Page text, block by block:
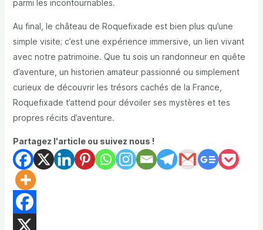
parmi les incontournables.
Au final, le château de Roquefixade est bien plus qu’une
simple visite; c’est une expérience immersive, un lien vivant
avec notre patrimoine. Que tu sois un randonneur en quête
d’aventure, un historien amateur passionné ou simplement
curieux de découvrir les trésors cachés de la France,
Roquefixade t’attend pour dévoiler ses mystères et tes
propres récits d’aventure.
Partagez l'article ou suivez nous !